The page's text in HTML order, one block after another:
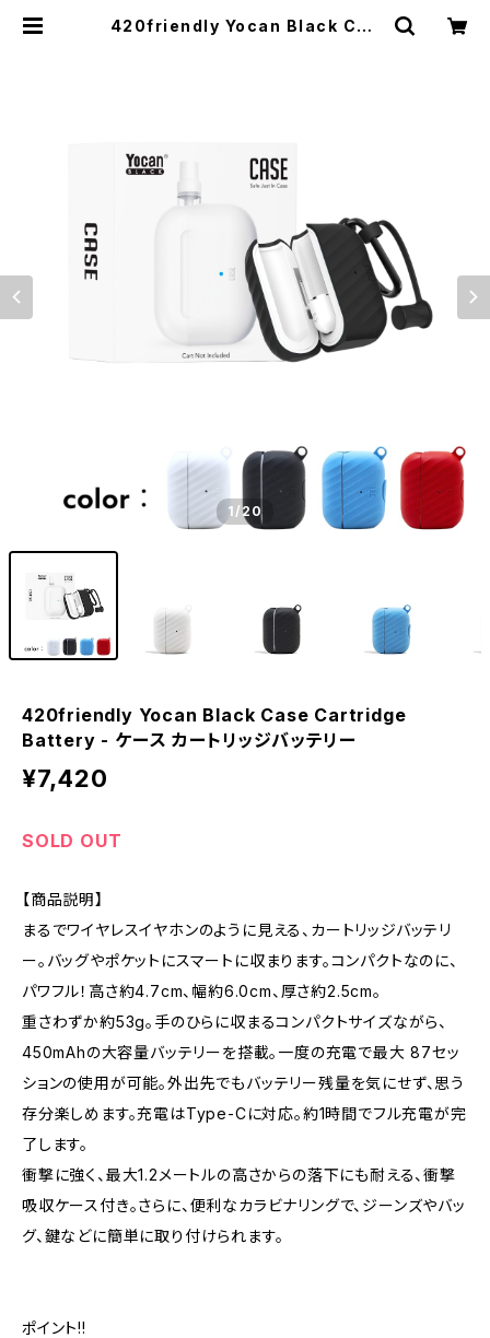
420friendly Yocan Black Cas
1 /20
420friendly Yocan Black Case Cartridge
Battery - ケース カートリッジバッテリー
¥7,420
SOLD OUT
【商品説明】
まるでワイヤレスイヤホンのように見える、カートリッジバッテリ
ー。バッグやポケットにスマートに収まります。コンパクトなのに、
パワフル！高さ約4.7cm、幅約6.0cm、厚さ約2.5cm。
重さわずか約53g。手のひらに収まるコンパクトサイズながら、
450mAhの大容量バッテリーを搭載。一度の充電で最大 87セッ
ションの使用が可能。外出先でもバッテリー残量を気にせず、思う
存分楽しめます。充電はType-Cに対応。約1時間でフル充電が完
了します。
衝撃に強く、最大1.2メートルの高さからの落下にも耐える、衝撃
吸収ケース付き。さらに、便利なカラビナリングで、ジーンズやバッ
グ、鍵などに簡単に取り付けられます。
ポイント!!